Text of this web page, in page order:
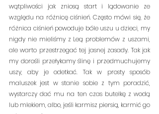
wątpliwości jak zniosą start i lądowanie ze
względu na różnicę ciśnień. Często mówi się, że
różnica ciśnień powoduje bóle uszu u dzieci, my
nigdy nie mieliśmy z Leą problemów z uszami,
ale warto przestrzegać tej jasnej zasady. Tak jak
my dorośli przełykamy ślinę i przedmuchujemy
uszy, aby je odetkać. Tak w prosty sposób
maluszek jest w stanie sobie z tym poradzić,
wystarczy dać mu na ten czas butelkę z wodą
lub mlekiem, albo, jeśli karmisz piersią, karmić go